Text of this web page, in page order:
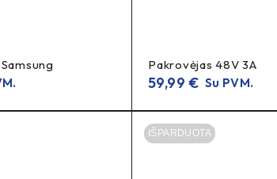
Pakrovėjas 48V 3A
59,99€ Su PVM.
IŠPARDUOTA